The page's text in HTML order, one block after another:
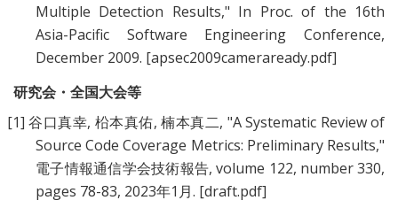
Multiple Detection Results," In Proc. of the 16th
Asia-Pacific Software Engineering Conference,
December 2009. [apsec2009cameraready.pdf]
研究会・全国大会等
[1] 谷口真幸, 柗本真佑,楠本真二, "A Systematic Review of
Source Code Coverage Metrics: Preliminary Results,"
電子情報通信学会技術報告, volume 122, number 330,
pages 78-83, 2023年1月. [draft.pdf]